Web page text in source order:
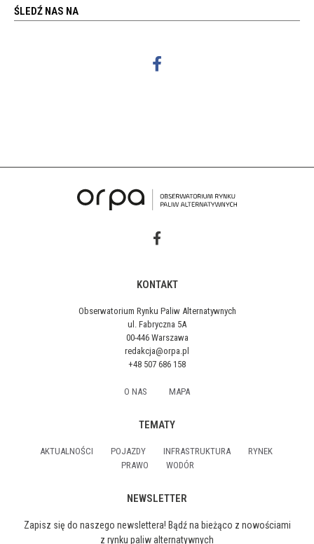
ŚLEDŹ NAS NA
KONTAKT
Obserwatorium Rynku Paliw Alternatywnych
ul. Fabryczna 5A
00-446 Warszawa
redakcja@orpa.pl
+48 507 686 158
O NAS MAPA
TEMATY
AKTUALNOŚCI POJAZDY INFRASTRUKTURA
RYNEK
PRAWO
WODÓR
NEWSLETTER
Zapisz się do naszego newslettera! Bądź na bieżąco z nowościami
z rynku paliw alternatywnych